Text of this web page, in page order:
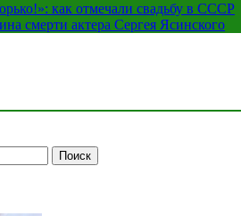
как отмечали свадьбу в СССР
смерти актера Сергея Ясинского